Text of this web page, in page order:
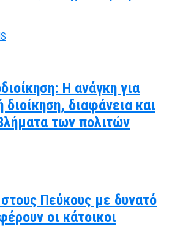
Η ανάγκη για
διαφάνεια και
των πολιτών
Πεύκους με δυνατό
οι κάτοικοι